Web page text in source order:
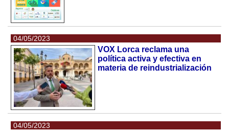
04/05/2023
VOX Lorca reclama una
política activa y efectiva en
materia de reindustrialización
04/05/2023